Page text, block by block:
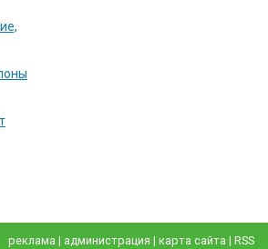
реклама | администрация | карта сайта | RSS